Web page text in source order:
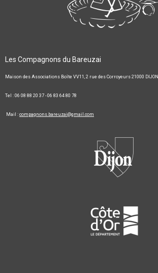
Les Compagnons du Bareuzai
Maison des Associations Boîte VV11, 2 rue des Corroyeurs 21000 DIJON
Tel : 06 08 88 20 37 - 06 83 64 80 78
Mail : compagnons.bareuzai@gmail.com